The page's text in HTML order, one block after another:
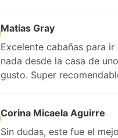
Matias Gray
Excelente cabañas para
nada desde la casa de
gusto. Super
Corina Micaela Aguirre
Sin dudas, este fue el